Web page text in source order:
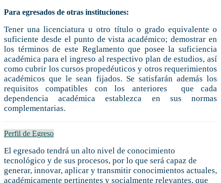
Para egresados de otras instituciones:
Tener una licenciatura u otro título o grado equivalente o
suficiente desde el punto de vista académico; demostrar en
los términos de este Reglamento que posee la suficiencia
académica para el ingreso al respectivo plan de estudios, así
como cubrir los cursos propedéuticos y otros requerimientos
académicos que le sean fijados. Se satisfarán además los
requisitos compatibles con los anteriores que cada
dependencia académica establezca en sus normas
complementarias.
Perfil de Egreso
El egresado tendrá un alto nivel de conocimiento
tecnológico y de sus procesos, por lo que será capaz de
generar, innovar, aplicar y transmitir conocimientos actuales,
académicamente pertinentes y socialmente relevantes, que